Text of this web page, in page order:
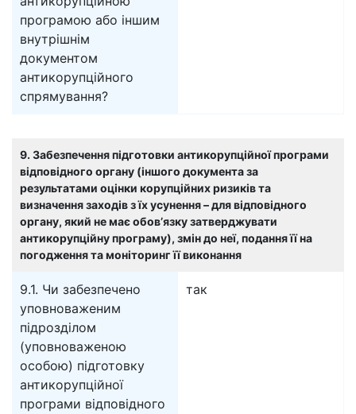
програмою або іншим
внутрішнім
документом
антикорупційного
спрямування?
9. Забезпечення підготовки антикорупційної програми
відповідного органу (іншого документа за
результатами оцінки корупційних ризиків та
визначення заходів з їх усунення – для відповідного
органу, який не має обов’язку затверджувати
антикорупційну програму), змін до неї, подання її на
погодження та моніторинг її виконання
9.1. Чи забезпечено
уповноваженим
підрозділом
(уповноваженою
особою) підготовку
антикорупційної
програми відповідного
так